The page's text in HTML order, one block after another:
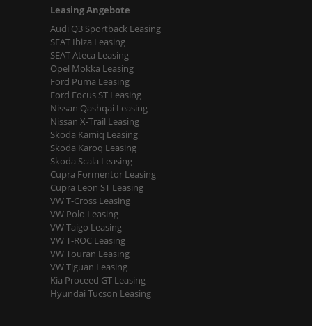
Leasing Angebote
Audi Q3 Sportback Leasing
SEAT Ibiza Leasing
SEAT Ateca Leasing
Opel Mokka Leasing
Ford Puma Leasing
Ford Focus ST Leasing
Nissan Qashqai Leasing
Nissan X-Trail Leasing
Skoda Kamiq Leasing
Skoda Karoq Leasing
Skoda Scala Leasing
Cupra Formentor Leasing
Cupra Leon ST Leasing
VW T-Cross Leasing
VW Polo Leasing
VW Taigo Leasing
VW T-ROC Leasing
VW Touran Leasing
VW Tiguan Leasing
Kia Proceed GT Leasing
Hyundai Tucson Leasing